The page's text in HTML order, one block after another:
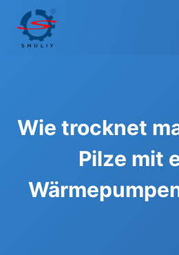
Inhalt
springen
Wie trocknet
Pilze mit